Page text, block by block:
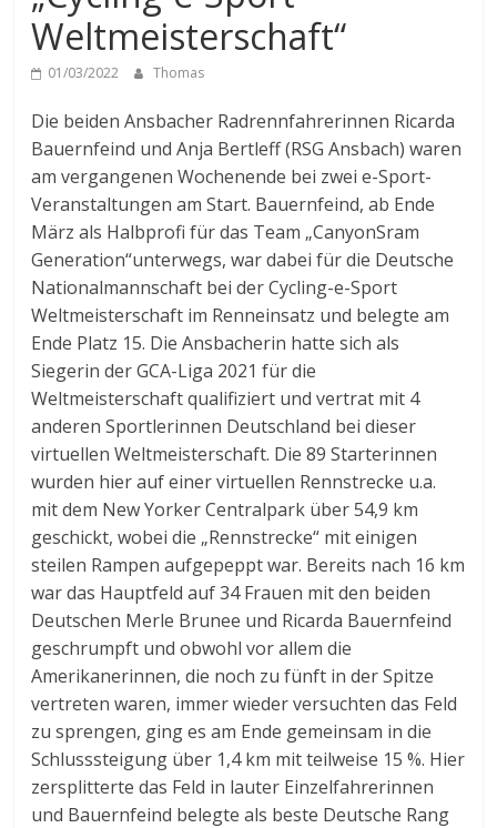
Weltmeisterschaft“
01/03/2022 Thomas
Die beiden Ansbacher Radrennfahrerinnen Ricarda
Bauernfeind und Anja Bertleff (RSG Ansbach) waren
am vergangenen Wochenende bei zwei e-Sport-
Veranstaltungen am Start. Bauernfeind, ab Ende
März als Halbprofi für das Team „CanyonSram
Generation“unterwegs, war dabei für die Deutsche
Nationalmannschaft bei der Cycling-e-Sport
Weltmeisterschaft im Renneinsatz und belegte am
Ende Platz 15. Die Ansbacherin hatte sich als
Siegerin der GCA-Liga 2021 für die
Weltmeisterschaft qualifiziert und vertrat mit 4
anderen Sportlerinnen Deutschland bei dieser
virtuellen Weltmeisterschaft. Die 89 Starterinnen
wurden hier auf einer virtuellen Rennstrecke u.a.
mit dem New Yorker Centralpark über 54,9 km
geschickt, wobei die „Rennstrecke“ mit einigen
steilen Rampen aufgepeppt war. Bereits nach 16 km
war das Hauptfeld auf 34 Frauen mit den beiden
Deutschen Merle Brunee und Ricarda Bauernfeind
geschrumpft und obwohl vor allem die
Amerikanerinnen, die noch zu fünft in der Spitze
vertreten waren, immer wieder versuchten das Feld
zu sprengen, ging es am Ende gemeinsam in die
Schlusssteigung über 1,4 km mit teilweise 15 %. Hier
zersplitterte das Feld in lauter Einzelfahrerinnen
und Bauernfeind belegte als beste Deutsche Rang